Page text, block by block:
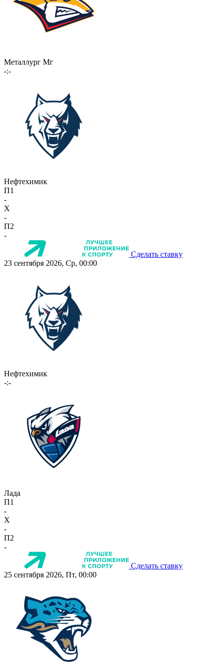
Металлург Мг
-:-
Нефтехимик
П1
-
X
-
П2
-
Сделать ставку
23 сентября 2026, Ср, 00:00
Нефтехимик
-:-
Лада
П1
-
X
-
П2
-
Сделать ставку
25 сентября 2026, Пт, 00:00